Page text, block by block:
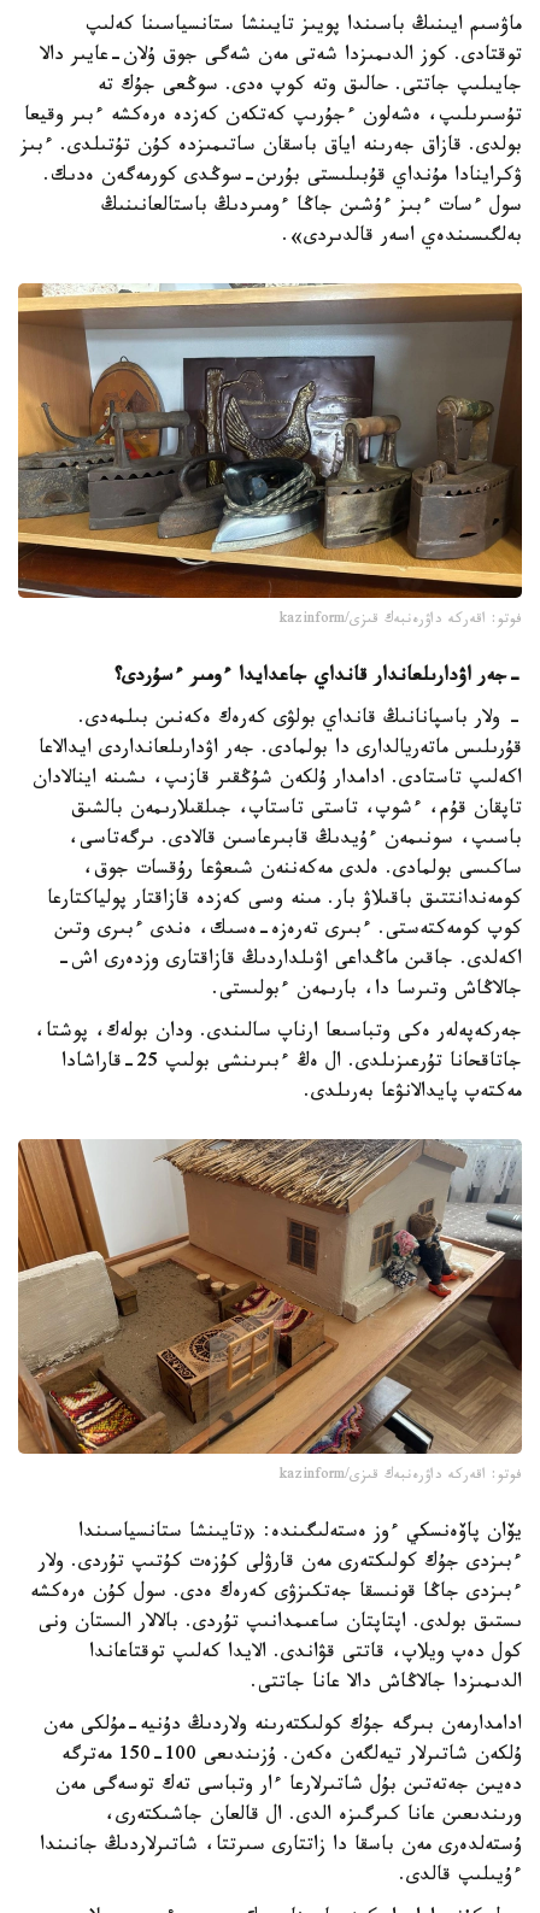
ماۋسىم ايىنىڭ باسىندا پويىز تايىنشا ستانسياسىنا كەلىپ
توقتادى. كوز الدىمىزدا شەتى مەن شەگى جوق ۇلان-عايىر دالا
جايىلىپ جاتتى. حالىق وتە كوپ ەدى. سوڭعى جۇك تە
تۇسىرىلىپ، ەشەلون ءجۇرىپ كەتكەن كەزدە ەرەكشە ءبىر وقيعا
بولدى. قازاق جەرىنە اياق باسقان ساتىمىزدە كۇن تۇتىلدى. ءبىز
ۋكراينادا مۇنداي قۇبىلىستى بۇرىن-سوڭدى كورمەگەن ەدىك.
سول ءسات ءبىز ءۇشىن جاڭا ءومىردىڭ باستالعانىنىڭ
بەلگىسىندەي اسەر قالدىردى».
فوتو: اقەركە داۋرەنبەك قىزى/kazinform
-جەر اۋدارىلعاندار قانداي جاعدايدا ءومىر ءسۇردى؟
- ولار باسپانانىڭ قانداي بولۋى كەرەك ەكەنىن بىلمەدى.
قۇرىلىس ماتەريالدارى دا بولمادى. جەر اۋدارىلعانداردى ايدالاعا
اكەلىپ تاستادى. ادامدار ۇلكەن شۇڭقىر قازىپ، ىشىنە اينالادان
تاپقان قۇم، ءشوپ، تاستى تاستاپ، جىلقىلارىمەن بالشىق
باسىپ، سونىمەن ءۇيدىڭ قابىرعاسىن قالادى. ىرگەتاسى،
ساكىسى بولمادى. ەلدى مەكەننەن شىعۋعا رۇقسات جوق،
كومەندانتتىق باقىلاۋ بار. مىنە وسى كەزدە قازاقتار پولياكتارعا
كوپ كومەكتەستى. ءبىرى تەرەزە-ەسىك، ەندى ءبىرى وتىن
اكەلدى. جاقىن ماڭداعى اۋىلداردىڭ قازاقتارى وزدەرى اش-
جالاڭاش وتىرسا دا، بارىمەن ءبولىستى.
جەركەپەلەر ەكى وتباسىعا ارناپ سالىندى. ودان بولەك، پوشتا،
جاتاقحانا تۇرعىزىلدى. ال ەڭ ءبىرىنشى بولىپ 25-قاراشادا
مەكتەپ پايدالانۋعا بەرىلدى.
فوتو: اقەركە داۋرەنبەك قىزى/kazinform
يۆان پاۆەنسكي ءوز ەستەلىگىندە: «تايىنشا ستانسياسىندا
ءبىزدى جۇك كولىكتەرى مەن قارۋلى كۇزەت كۇتىپ تۇردى. ولار
ءبىزدى جاڭا قونىسقا جەتكىزۋى كەرەك ەدى. سول كۇن ەرەكشە
ىستىق بولدى. اپتاپتان ساعىمدانىپ تۇردى. بالالار الىستان ونى
كول دەپ ويلاپ، قاتتى قۋاندى. الايدا كەلىپ توقتاعاندا
الدىمىزدا جالاڭاش دالا عانا جاتتى.
ادامدارمەن بىرگە جۇك كولىكتەرىنە ولاردىڭ دۇنيە-مۇلكى مەن
ۇلكەن شاتىرلار تيەلگەن ەكەن. ۇزىندىعى 100-150 مەترگە
دەيىن جەتەتىن بۇل شاتىرلارعا ءار وتباسى تەك توسەگى مەن
ورىندىعىن عانا كىرگىزە الدى. ال قالعان جاشىكتەرى،
ۇستەلدەرى مەن باسقا دا زاتتارى سىرتتا، شاتىرلاردىڭ جانىندا
ءۇيىلىپ قالدى.